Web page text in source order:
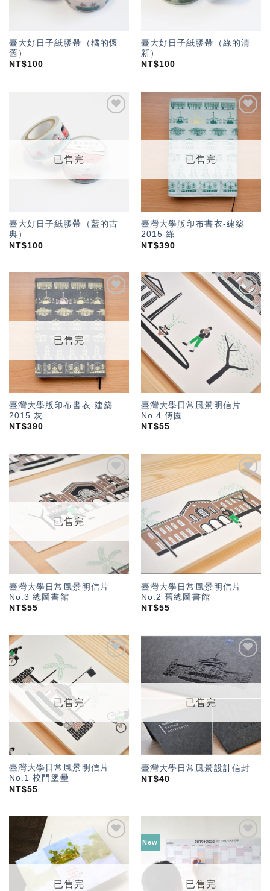
臺大好日子紙膠帶（橘的懷
舊）
NT$100
臺大好日子紙膠帶（綠的清
新）
NT$100
已售完
臺大好日子紙膠帶（藍的古
典）
NT$100
望輕
已售完
臺灣大學版印布書衣-建築
2015 綠
NT$390
望輕
已售完
臺灣大學版印布書衣-建築
2015 灰
NT$390
加入
「願
望輕
單」
臺灣大學日常風景明信片
No.4 傅園
NT$55
加入
「願
望輕
已售完
臺灣大學日常風景明信片
No.3 總圖書館
NT$55
「願
望輕
單」
臺灣大學日常風景明信片
No.2 舊總圖書館
NT$55
加入
「願
望輕
已售完
臺灣大學日常風景明信片
No.1 校門堡壘
NT$55
加入
「願
望輕
已售完
臺灣大學日常風景設計信封
NT$40
加入
「願
望輕
單」
已售完
New
加入
「願
望輕
已售完